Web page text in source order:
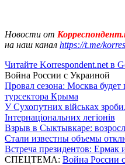
Новости от
на наш канал https://t.me/
Читайте Korrespondent.net в
Война России с Украиной
Провал сезона: Москва
турсектора Крыма
У Сухопутних військах
Інтернаціональних легіонів
Взрыв в Сыктывкаре:
Стали известны объемы
Встреча президентов: Ермак
СПЕЦТЕМА: Война России